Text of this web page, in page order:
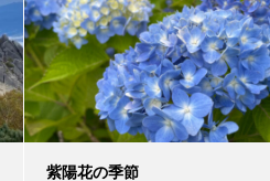
紫陽花の季節